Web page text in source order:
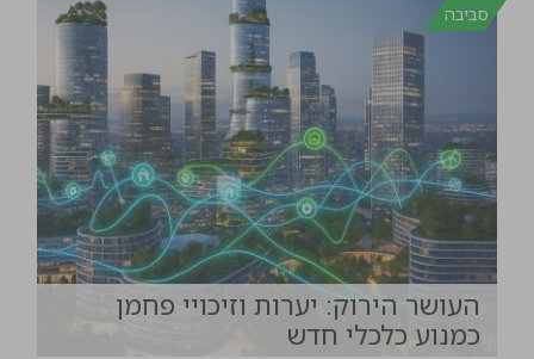
סביבה
העושר הירוק: יערות וזיכויי פחמן
כמנוע כלכלי חדש